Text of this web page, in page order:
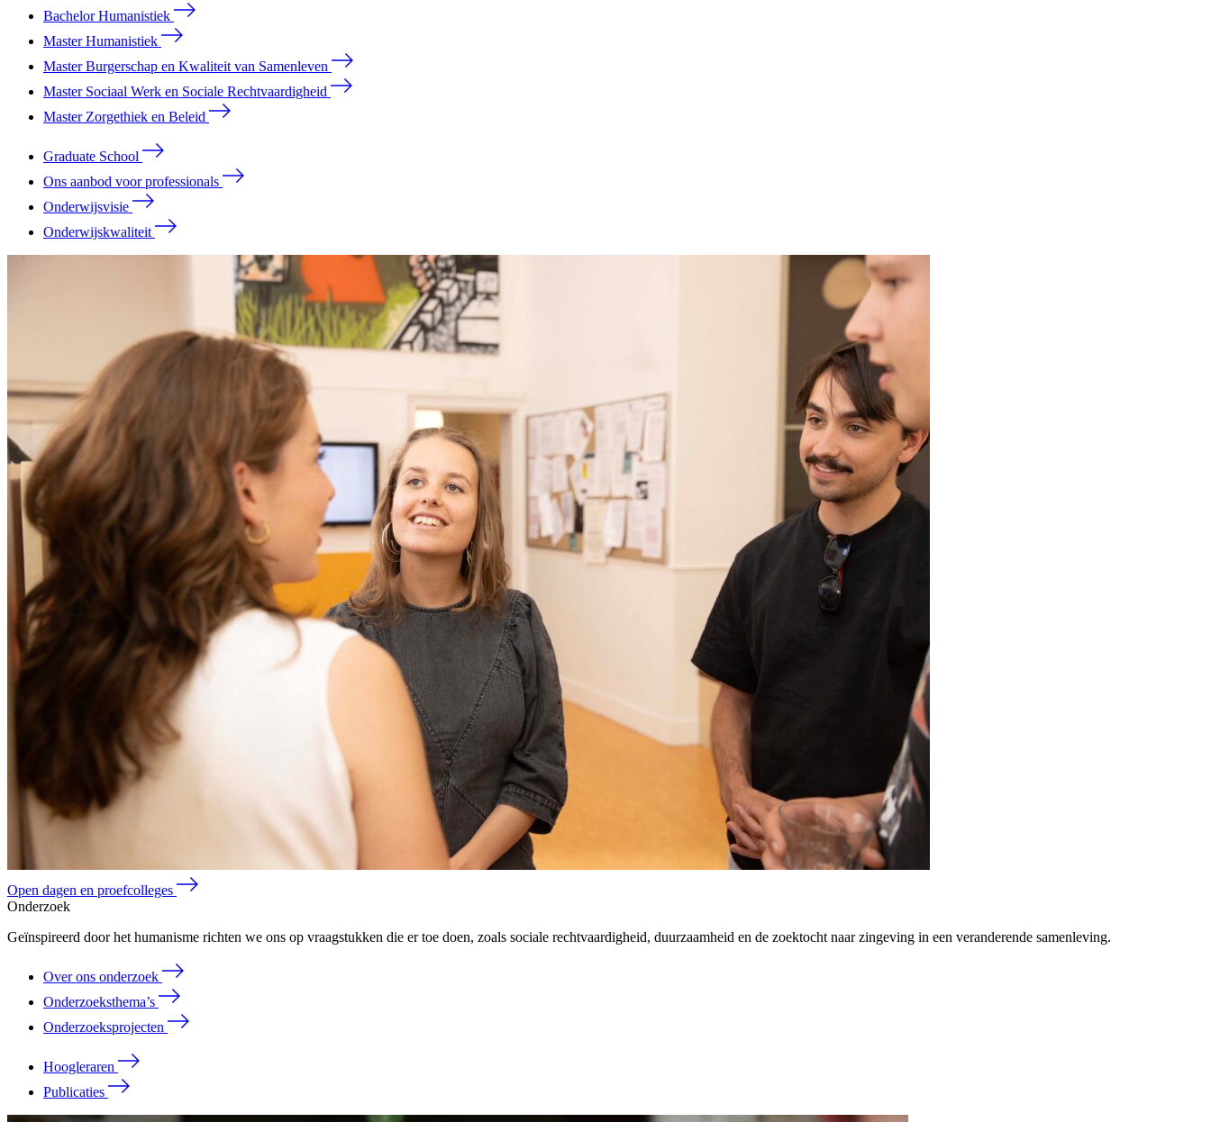
Bachelor Humanistiek
Master Humanistiek
Master Burgerschap en Kwaliteit van Samenleven
Master Sociaal Werk en Sociale Rechtvaardigheid
Master Zorgethiek en Beleid
Graduate School
Ons aanbod voor professionals
Onderwijsvisie
Onderwijskwaliteit
Open dagen en proefcolleges
Onderzoek
Geïnspireerd door het humanisme richten we ons op vraagstukken die er toe doen, zoals sociale rechtvaardigheid, duurzaamheid en de zoektocht naar zingeving in een veranderende samenleving.
Over ons onderzoek
Onderzoeksthema’s
Onderzoeksprojecten
Hoogleraren
Publicaties